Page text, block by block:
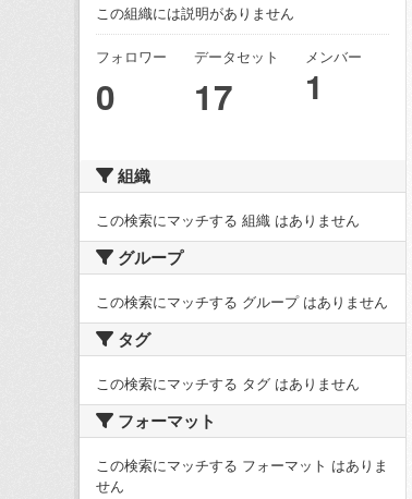
この組織には説明がありません
フォロワー
0
データセット
17
メンバー
1
組織
この検索にマッチする 組織 はありません
グループ
この検索にマッチする グループ はありません
タグ
この検索にマッチする タグ はありません
フォーマット
この検索にマッチする フォーマット はありま
せん